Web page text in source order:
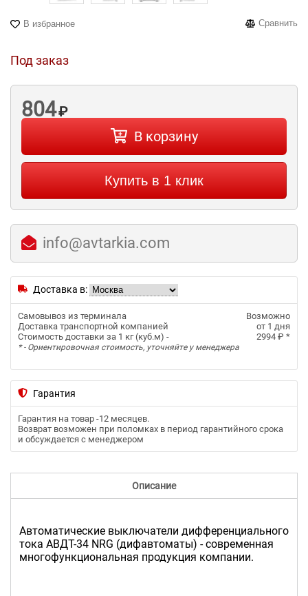
В избранное Сравнить
Под заказ
804₽
В корзину
Купить в 1 клик
info@avtarkia.com
Доставка в:
Самовывоз из терминала
Возможно
Доставка транспортной компанией
от 1 дня
Стоимость доставки за 1 кг (куб.м) -
2994 ₽ *
* - Ориентировочная стоимость, уточняйте у менеджера
Гарантия
Гарантия на товар -12 месяцев.
Возврат возможен при поломках в период гарантийного срока
и обсуждается с менеджером
Описание
Автоматические выключатели дифференциального
тока АВДТ-34 NRG (дифавтоматы) - современная
многофункциональная продукция компании.